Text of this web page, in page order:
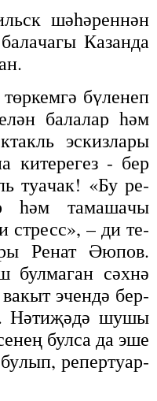
шә­һә­рен­нән
Ка­зан­да
бү­ле­неп
ба­ла­лар һәм
эс­киз­ла­ры
ки­те­ре­гез - бер
ту­а­чак! «Бу ре­
һәм та­ма­ша­чы
ст­ресс», – ди те­
Ре­нат Әю­пов.
сәх­нә
эчен­дә бер­
Нә­ти­җә­дә шу­шы
бул­са да эше
ре­пер­ту­ар­